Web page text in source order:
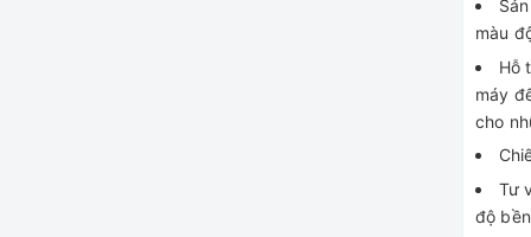
màu
Hỗ
máy
cho
Tư
độ